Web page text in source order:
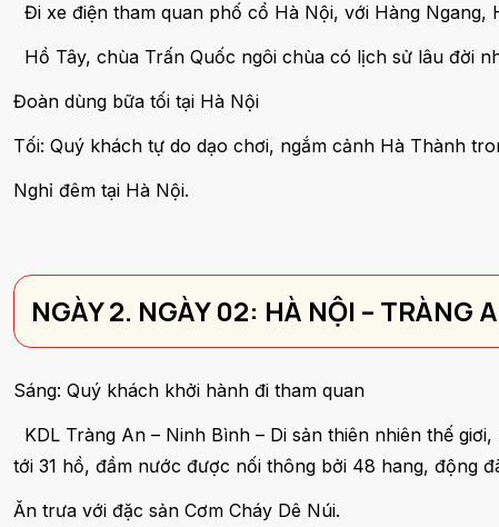
Đi xe điện tham quan phố cổ Hà Nội, với Hàng
Hồ Tây, chùa Trấn Quốc ngôi chùa có lịch sử lâu đời
Đoàn dùng bữa tối tại Hà Nội
Tối: Quý khách tự do dạo chơi, ngắm cảnh Hà Thành
Nghỉ đêm tại Hà Nội.
NGÀY 2. NGÀY 02: HÀ NỘI – TRÀNG
Sáng: Quý khách khởi hành đi tham quan
KDL Tràng An – Ninh Bình – Di sản thiên nhiên thế
tới 31 hồ, đầm nước được nối thông bởi 48 hang, động
Ăn trưa với đặc sản Cơm Cháy Dê Núi.